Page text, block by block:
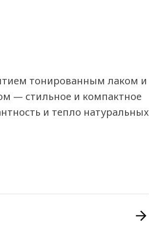
тонированным лаком и
— стильное и компактное
и тепло натуральных